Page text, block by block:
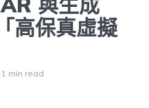
高保真虛擬
1 min read